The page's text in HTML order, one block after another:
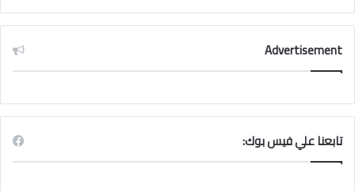
Advertisement
تابعنا علي فيس بوك: